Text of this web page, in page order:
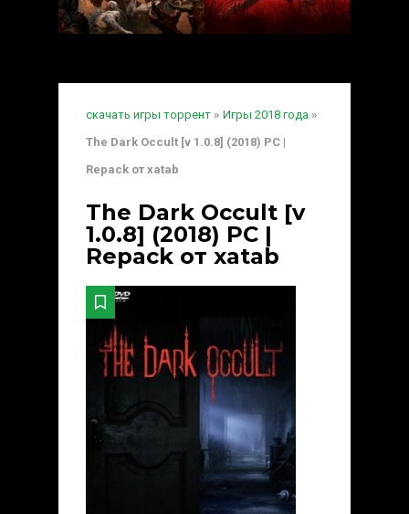
скачать игры торрент » Игры 2018 года »
The Dark Occult [v 1.0.8] (2018) PC |
Repack от xatab
The Dark Occult [v
1.0.8] (2018) PC |
Repack от xatab